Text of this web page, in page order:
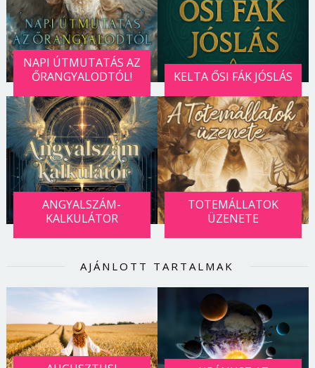
NAPI ÚTMUTATÁS AZ
ŐRANGYALODTÓL!
KELTA ŐSI FÁK JÓSLÁS
ANGYALSZÁM-
KALKULÁTOR
TOTEMÁLLATOK
ÜZENETE
AJÁNLOTT TARTALMAK